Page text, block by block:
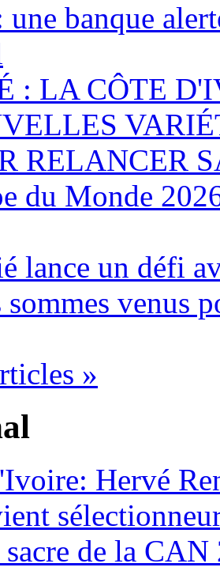
banque
: LA CÔTE
RELANCER
du Monde
lance un défi
sommes venus
»